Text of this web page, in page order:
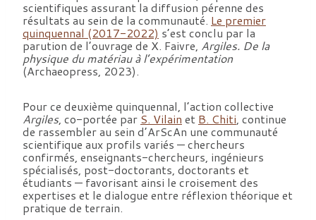
scientifiques assurant la diffusion pérenne des
résultats au sein de la communauté. Le premier
quinquennal (2017-2022) s’est conclu par la
parution de l’ouvrage de X. Faivre, Argiles. De la
physique du matériau à l’expérimentation
(Archaeopress, 2023).
Pour ce deuxième quinquennal, l’action collective
Argiles, co-portée par S. Vilain et B. Chiti, continue
de rassembler au sein d’ArScAn une communauté
scientifique aux profils variés — chercheurs
confirmés, enseignants-chercheurs, ingénieurs
spécialisés, post-doctorants, doctorants et
étudiants — favorisant ainsi le croisement des
expertises et le dialogue entre réflexion théorique et
pratique de terrain.